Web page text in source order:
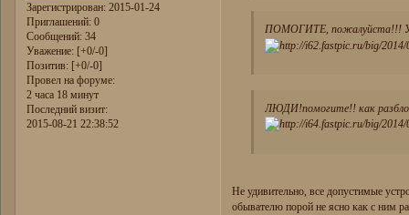
Зарегистрирован: 2015-01-24
Приглашений:0
Сообщений:34
Уважение: [+0/-0]
Позитив: [+0/-0]
Провел на форуме:
2 часа 18 минут
Последний визит:
2015-08-21 22:38:52
ПОМОГИТЕ, пожалуйста!!! У
ЛЮДИ!помогите!! как
Не удивительно, все допустимые
обывателю порой не ясно как с ним